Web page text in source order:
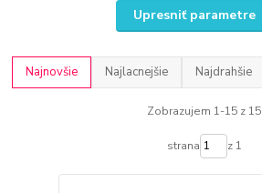
Upresniť parametre
Najnovšie Najlacnejšie Najdrahšie
Zobrazujem 1-15 z 15
strana z 1